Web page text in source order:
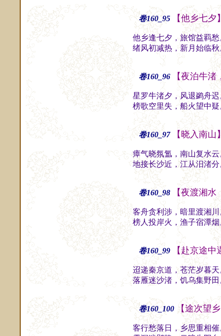
卷160_95 【他乡七夕
他乡逢七夕，旅馆益羁
绪风初减热，新月始临
卷160_96 【夜泊牛
星罗牛渚夕，风退鹢舟
榜歌空里失，船火望中
卷160_97 【晓入南山
瘴气晓氛氲，南山复水
地接长沙近，江从汨渚
卷160_98 【夜渡湘
客舟贪利涉，暗里渡湘
榜人投岸火，渔子宿潭
卷160_99 【赴京途中
迢递秦京道，苍茫岁暮
落雁迷沙渚，饥乌集野
卷160_100 【途次望
客行愁落日，乡思重相